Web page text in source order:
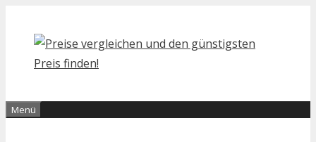
Inhalt
springen
Menü